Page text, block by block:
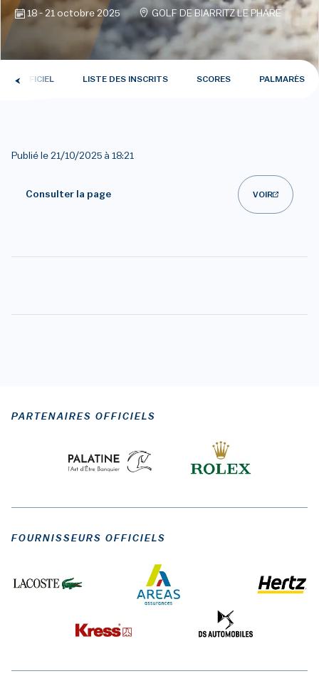
18 - 21 octobre 2025 GOLF DE BIARRITZ LE PHARE
OFFICIEL LISTE DES INSCRITS SCORES PALMARÈS
Publié le 21/10/2025 à 18:21
Consulter la page VOIR
PARTENAIRES OFFICIELS
FOURNISSEURS OFFICIELS